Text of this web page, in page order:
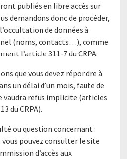
publiés en libre accès sur
demandons donc de procéder,
de données à
(noms, contacts…), comme
l’article 311-7 du CRPA.
que vous devez répondre à
un délai d’un mois, faute de
vaudra refus implicite (articles
du CRPA).
ou question concernant :
vous pouvez consulter le site
d’accès aux